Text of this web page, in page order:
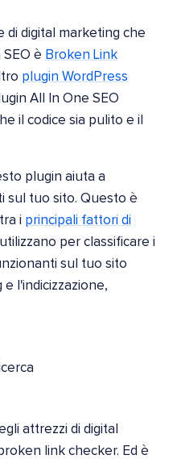
di digital marketing che
è Broken Link
plugin WordPress
All In One SEO
il codice sia pulito e il
plugin aiuta a
sul tuo sito. Questo è
i principali fattori di
per classificare i
sul tuo sito
l'indicizzazione,
attrezzi di digital
link checker. Ed è